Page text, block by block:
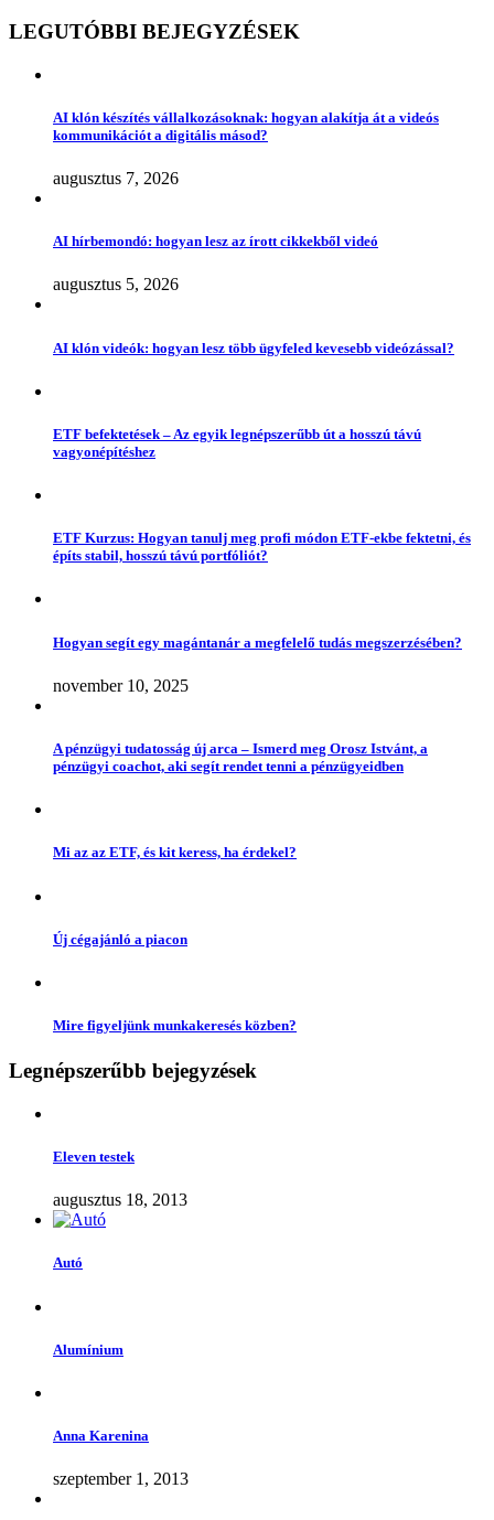
LEGUTÓBBI BEJEGYZÉSEK
AI klón készítés vállalkozásoknak: hogyan alakítja át a videós
kommunikációt a digitális másod?
augusztus 7, 2026
AI hírbemondó: hogyan lesz az írott cikkekből videó
augusztus 5, 2026
AI klón videók: hogyan lesz több ügyfeled kevesebb videózással?
ETF befektetések – Az egyik legnépszerűbb út a hosszú távú
vagyonépítéshez
ETF Kurzus: Hogyan tanulj meg profi módon ETF-ekbe fektetni, és
építs stabil, hosszú távú portfóliót?
Hogyan segít egy magántanár a megfelelő tudás megszerzésében?
november 10, 2025
A pénzügyi tudatosság új arca – Ismerd meg Orosz Istvánt, a
pénzügyi coachot, aki segít rendet tenni a pénzügyeidben
Mi az az ETF, és kit keress, ha érdekel?
Új cégajánló a piacon
Mire figyeljünk munkakeresés közben?
Legnépszerűbb bejegyzések
Eleven testek
augusztus 18, 2013
Autó
Alumínium
Anna Karenina
szeptember 1, 2013